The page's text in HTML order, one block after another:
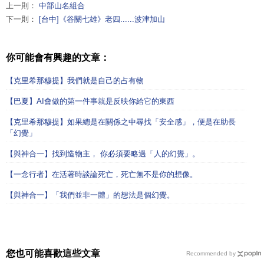
上一則： 中部山名組合
下一則：
[台中]《谷關七雄》老四......波津加山
你可能會有興趣的文章：
【克里希那穆提】我們就是自己的占有物
【巴夏】AI會做的第一件事就是反映你給它的東西
​【克里希那穆提】如果總是在關係之中尋找「安全感」，便是在助長
「幻覺」
【與神合一】找到造物主， 你必須要略過「人的幻覺」。
【一念行者】在活著時談論死亡，死亡無不是你的想像。
【與神合一】「我們並非一體」的想法是個幻覺。
您也可能喜歡這些文章 Recommended by